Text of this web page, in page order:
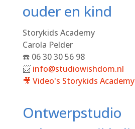
ouder en kind
Storykids Academy
Carola Pelder
☎️ 06 30 30 56 98
📨 info@studiowishdom.nl
🎥 Video's Storykids Academy
Ontwerpstudio